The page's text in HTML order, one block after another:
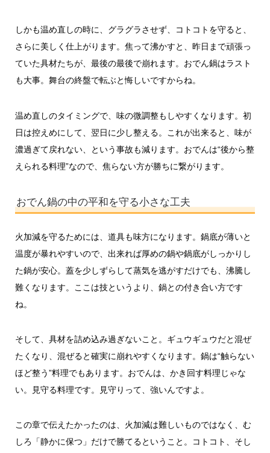
しかも温め直しの時に、グラグラさせず、コトコトを守ると、
さらに美しく仕上がります。焦って沸かすと、昨日まで頑張っ
ていた具材たちが、最後の最後で崩れます。おでん鍋はラスト
も大事。舞台の終盤で転ぶと悔しいですからね。
温め直しのタイミングで、味の微調整もしやすくなります。初
日は控えめにして、翌日に少し整える。これが出来ると、味が
濃過ぎて戻れない、という事故も減ります。おでんは“後から整
えられる料理”なので、焦らない方が勝ちに繋がります。
おでん鍋の中の平和を守る小さな工夫
火加減を守るためには、道具も味方になります。鍋底が薄いと
温度が暴れやすいので、出来れば厚めの鍋や鍋底がしっかりし
た鍋が安心。蓋を少しずらして蒸気を逃がすだけでも、沸騰し
難くなります。ここは技というより、鍋との付き合い方です
ね。
そして、具材を詰め込み過ぎないこと。ギュウギュウだと混ぜ
たくなり、混ぜると確実に崩れやすくなります。鍋は“触らない
ほど整う”料理でもあります。おでんは、かき回す料理じゃな
い。見守る料理です。見守りって、強いんですよ。
この章で伝えたかったのは、火加減は難しいものではなく、む
しろ「静かに保つ」だけで勝てるということ。コトコト、そし